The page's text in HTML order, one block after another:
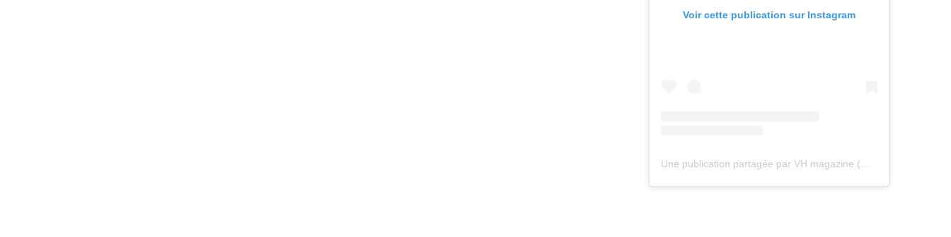
Voir cette publication sur Instagram